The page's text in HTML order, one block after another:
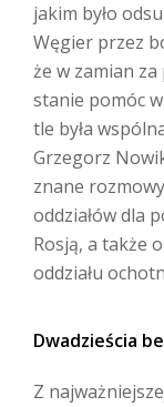
jakim było
Węgier przez
że w zamian
stanie pomóc
tle była
Grzegorz
znane
oddziałów dla
Rosją, a także
oddziału
Dwadzieścia
Z